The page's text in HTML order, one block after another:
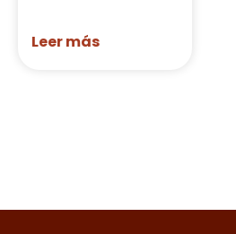
Leer más